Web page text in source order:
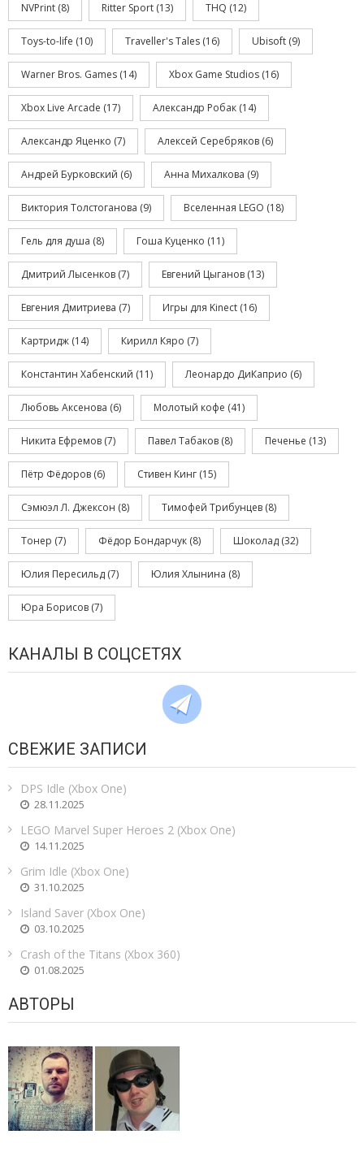
NVPrint (8) Ritter Sport (13) THQ (12)
Toys-to-life (10) Traveller's Tales (16) Ubisoft (9)
Warner Bros. Games (14) Xbox Game Studios (16)
Xbox Live Arcade (17) Александр Робак (14)
Александр Яценко (7) Алексей Серебряков (6)
Андрей Бурковский (6) Анна Михалкова (9)
Виктория Толстоганова (9) Вселенная LEGO (18)
Гель для душа (8) Гоша Куценко (11)
Дмитрий Лысенков (7) Евгений Цыганов (13)
Евгения Дмитриева (7) Игры для Kinect (16)
Картридж (14) Кирилл Кяро (7)
Константин Хабенский (11) Леонардо ДиКаприо (6)
Любовь Аксенова (6) Молотый кофе (41)
Никита Ефремов (7) Павел Табаков (8) Печенье (13)
Пётр Фёдоров (6) Стивен Кинг (15)
Сэмюэл Л. Джексон (8) Тимофей Трибунцев (8)
Тонер (7) Фёдор Бондарчук (8) Шоколад (32)
Юлия Пересильд (7) Юлия Хлынина (8)
Юра Борисов (7)
КАНАЛЫ В СОЦСЕТЯХ
СВЕЖИЕ ЗАПИСИ
DPS Idle (Xbox One)
28.11.2025
LEGO Marvel Super Heroes 2 (Xbox One)
14.11.2025
Grim Idle (Xbox One)
31.10.2025
Island Saver (Xbox One)
03.10.2025
Crash of the Titans (Xbox 360)
01.08.2025
АВТОРЫ